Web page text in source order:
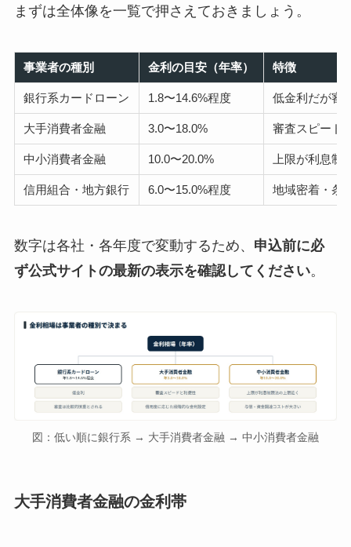
まずは全体像を一覧で押さえておきましょう。
事業者の種別 金利の目安（年率） 特徴
銀行系カードローン 1.8〜14.6%程度 低金利だが審
大手消費者金融 3.0〜18.0% 審査スピード
中小消費者金融 10.0〜20.0% 上限が利息制
信用組合・地方銀行 6.0〜15.0%程度 地域密着・条
数字は各社・各年度で変動するため、 申込前に必
ず公式サイトの最新の表示を確認してください。
図：低い順に銀行系 → 大手消費者金融 → 中小消費者金融
大手消費者金融の金利帯